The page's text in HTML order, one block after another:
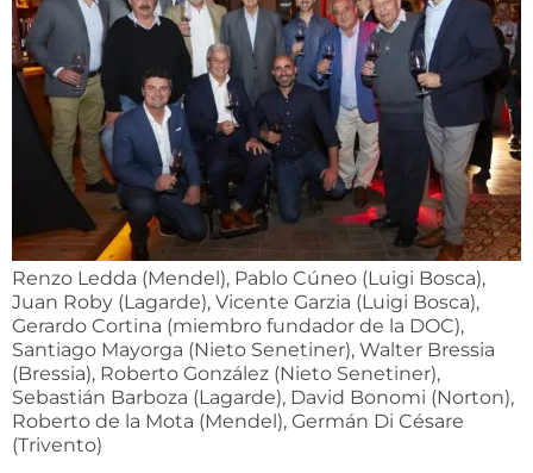
Renzo Ledda (Mendel), Pablo Cúneo (Luigi Bosca),
Juan Roby (Lagarde), Vicente Garzia (Luigi Bosca),
Gerardo Cortina (miembro fundador de la DOC),
Santiago Mayorga (Nieto Senetiner), Walter Bressia
(Bressia), Roberto González (Nieto Senetiner),
Sebastián Barboza (Lagarde), David Bonomi (Norton),
Roberto de la Mota (Mendel), Germán Di Césare
(Trivento)